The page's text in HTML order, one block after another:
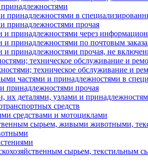
принадлежностями в
принадлежностями прочая
и принадлежностями через
и принадлежностями по почтовым
принадлежностями прочая, не
техническое обслуживание и
техническое обслуживание и
частями и принадлежностями в
принадлежностями прочая
их деталями, узлами и
средств
средствами и мотоциклами
сырьем, живыми животными,
сырьем, текстильным